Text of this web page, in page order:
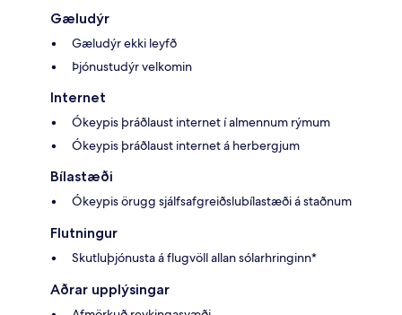
Gæludýr
Gæludýr ekki leyfð
Þjónustudýr velkomin
Internet
Ókeypis þráðlaust internet í almennum rýmum
Ókeypis þráðlaust internet á herbergjum
Bílastæði
Ókeypis örugg sjálfsafgreiðslubílastæði á staðnum
Flutningur
Skutluþjónusta á flugvöll allan sólarhringinn*
Aðrar upplýsingar